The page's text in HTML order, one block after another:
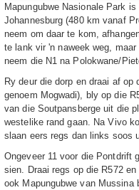
Mapungubwe Nasionale Park
Johannesburg (480 km vanaf
neem om daar te kom,
te lank vir 'n naweek weg,
neem die N1 na Polokwane/
Ry deur die dorp en draai af op
genoem Mogwadi), bly op die
van die Soutpansberge uit die
westelike rand gaan. Na Vivo
slaan eers regs dan links soos
Ongeveer 11 voor die Pontdrift
sien. Draai regs op die R572
ook Mapungubwe van